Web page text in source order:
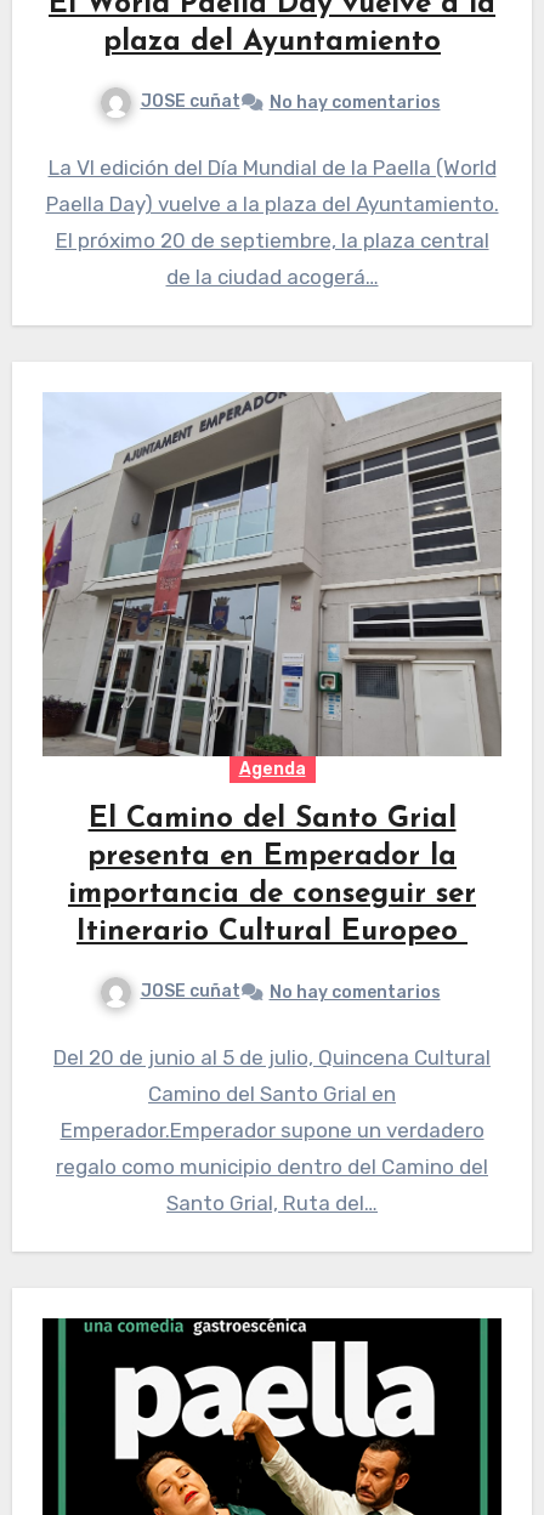
plaza del Ayuntamiento
JOSE cuñat No hay comentarios
La VI edición del Día Mundial de la Paella (World
Paella Day) vuelve a la plaza del Ayuntamiento.
El próximo 20 de septiembre, la plaza central
de la ciudad acogerá…
Agenda
El Camino del Santo Grial
presenta en Emperador la
importancia de conseguir ser
Itinerario Cultural Europeo
JOSE cuñat No hay comentarios
Del 20 de junio al 5 de julio, Quincena Cultural
Camino del Santo Grial en
Emperador.Emperador supone un verdadero
regalo como municipio dentro del Camino del
Santo Grial, Ruta del…